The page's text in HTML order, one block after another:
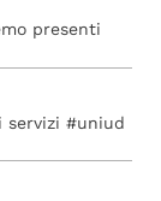
presenti
servizi #uniud